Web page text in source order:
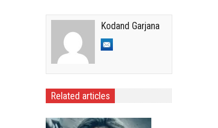
Kodand Garjana
Related articles